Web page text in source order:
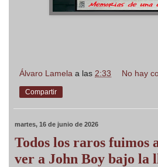
Álvaro Lamela a las 2:33 No hay
Compartir
martes, 16 de junio de 2026
Todos los raros fuimos
ver a John Boy bajo la